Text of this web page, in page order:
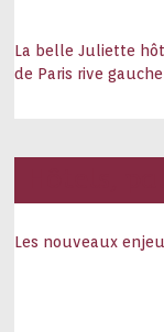
La belle Juliette
de Paris rive gauche
Les nouveaux